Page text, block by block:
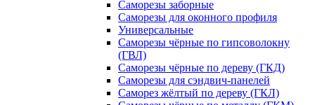
Саморезы заборные
Саморезы для оконного профиля
Универсальные
Саморезы чёрные по гипсоволокну
(ГВЛ)
Саморезы чёрные по дереву (ГКД)
Саморезы для сэндвич-панелей
Саморез жёлтый по дереву (ГКЛ)